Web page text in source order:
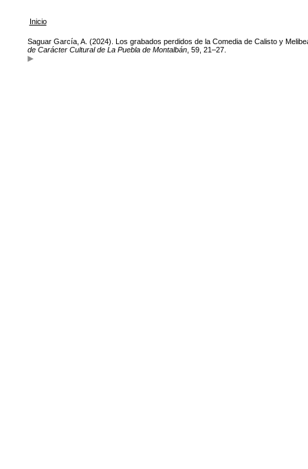
Inicio
Saguar García, A. (2024). Los grabados perdidos de la Comedia de Calisto y
de Carácter Cultural de La Puebla de Montalbán, 59, 21–27.